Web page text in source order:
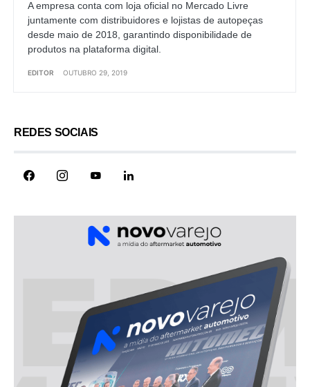
A empresa conta com loja oficial no Mercado Livre
juntamente com distribuidores e lojistas de autopeças
desde maio de 2018, garantindo disponibilidade de
produtos na plataforma digital.
EDITOR OUTUBRO 29, 2019
REDES SOCIAIS